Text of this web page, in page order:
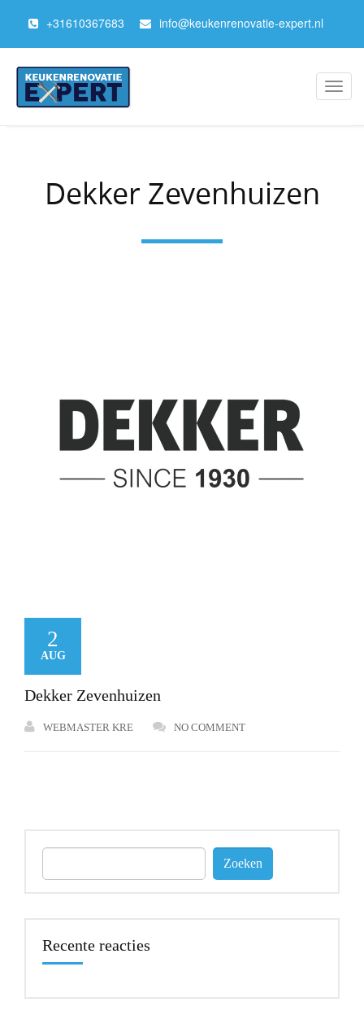
+31610367683 info@keukenrenovatie-expert.nl
Dekker Zevenhuizen
2
AUG
Dekker Zevenhuizen
WEBMASTER KRE NO COMMENT
naar:
Recente reacties